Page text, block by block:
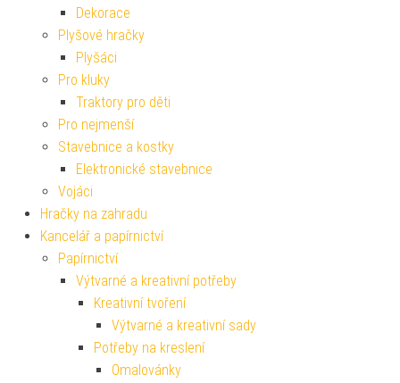
Dekorace
Plyšové hračky
Plyšáci
Pro kluky
Traktory pro děti
Pro nejmenší
Stavebnice a kostky
Elektronické stavebnice
Vojáci
Hračky na zahradu
Kancelář a papírnictví
Papírnictví
Výtvarné a kreativní potřeby
Kreativní tvoření
Výtvarné a kreativní sady
Potřeby na kreslení
Omalovánky